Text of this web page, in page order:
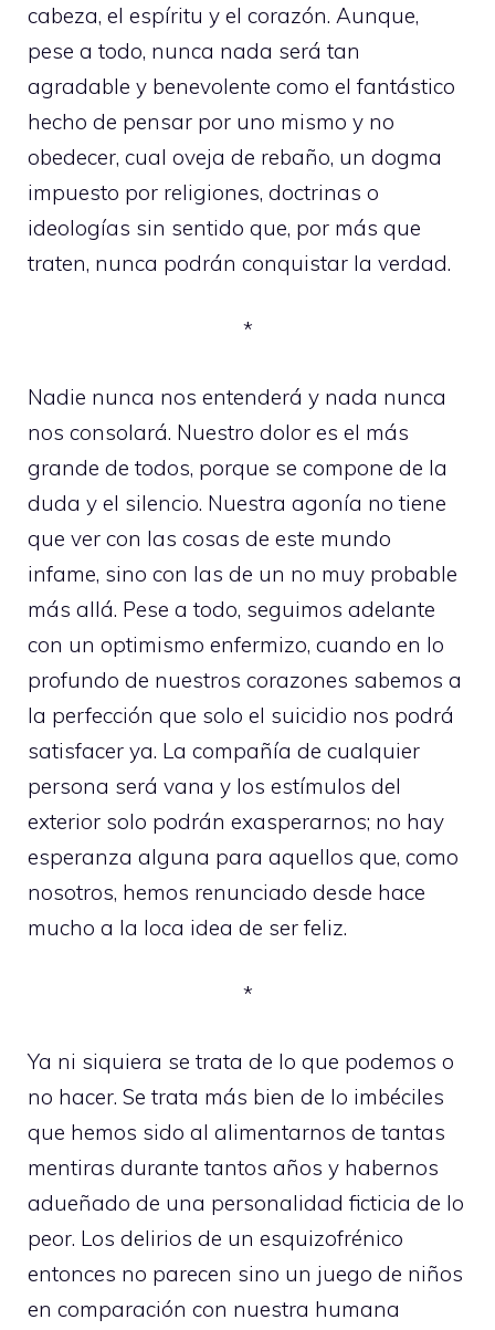
cabeza, el espíritu y el corazón. Aunque,
pese a todo, nunca nada será tan
agradable y benevolente como el fantástico
hecho de pensar por uno mismo y no
obedecer, cual oveja de rebaño, un dogma
impuesto por religiones, doctrinas o
ideologías sin sentido que, por más que
traten, nunca podrán conquistar la verdad.
*
Nadie nunca nos entenderá y nada nunca
nos consolará. Nuestro dolor es el más
grande de todos, porque se compone de la
duda y el silencio. Nuestra agonía no tiene
que ver con las cosas de este mundo
infame, sino con las de un no muy probable
más allá. Pese a todo, seguimos adelante
con un optimismo enfermizo, cuando en lo
profundo de nuestros corazones sabemos a
la perfección que solo el suicidio nos podrá
satisfacer ya. La compañía de cualquier
persona será vana y los estímulos del
exterior solo podrán exasperarnos; no hay
esperanza alguna para aquellos que, como
nosotros, hemos renunciado desde hace
mucho a la loca idea de ser feliz.
*
Ya ni siquiera se trata de lo que podemos o
no hacer. Se trata más bien de lo imbéciles
que hemos sido al alimentarnos de tantas
mentiras durante tantos años y habernos
adueñado de una personalidad ficticia de lo
peor. Los delirios de un esquizofrénico
entonces no parecen sino un juego de niños
en comparación con nuestra humana